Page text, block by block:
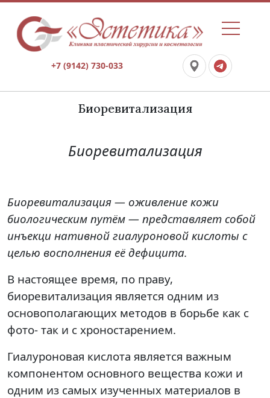
+7 (9142) 730-033
Биоревитализация
Биоревитализация
Биоревитализация — оживление кожи
биологическим путём — представляет собой
инъекци нативной гиалуроновой кислоты с
целью восполнения её дефицита.
В настоящее время, по праву,
биоревитализация является одним из
основополагающих методов в борьбе как с
фото- так и с хроностарением.
Гиалуроновая кислота является важным
компонентом основного вещества кожи и
одним из самых изученных материалов в